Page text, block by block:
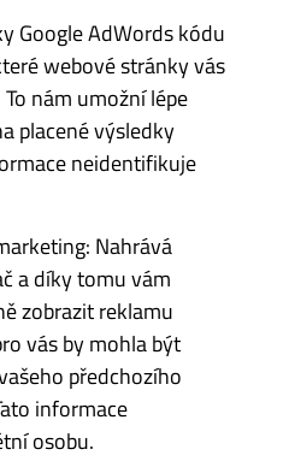
Google AdWords kódu
webové stránky vás
nám umožní lépe
placené výsledky
neidentifikuje
Nahrává
a díky tomu vám
zobrazit reklamu
vás by mohla být
předchozího
informace
osobu.